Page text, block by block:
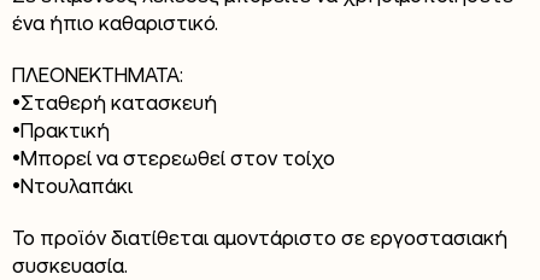
ένα ήπιο καθαριστικό.
ΠΛΕΟΝΕΚΤΗΜΑΤΑ:
•Σταθερή κατασκευή
•Πρακτική
•Μπορεί να στερεωθεί στον τοίχο
•Ντουλαπάκι
Το προϊόν διατίθεται αμοντάριστο σε εργοστασιακή
συσκευασία.